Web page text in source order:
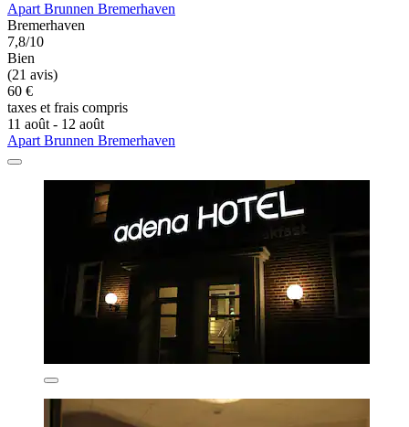
Apart Brunnen Bremerhaven
Bremerhaven
7,8/10
Bien
(21 avis)
60 €
taxes et frais compris
11 août - 12 août
Apart Brunnen Bremerhaven